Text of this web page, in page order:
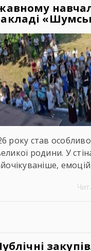
захід – 2026
року став
родини. У
офіційно провели
подія